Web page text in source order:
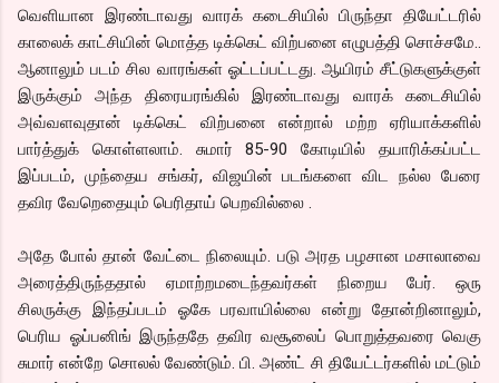
வெளியான இரண்டாவது வாரக் கடைசியில் பிருந்தா தியேட்டரில்
காலைக் காட்சியின் மொத்த டிக்கெட் விற்பனை எழுபத்தி சொச்சமே..
ஆனாலும் படம் சில வாரங்கள் ஓட்டப்பட்டது. ஆயிரம் சீட்டுகளுக்குள்
இருக்கும் அந்த திரையரங்கில் இரண்டாவது வாரக் கடைசியில்
அவ்வளவுதான் டிக்கெட் விற்பனை என்றால் மற்ற ஏரியாக்களில்
பார்த்துக் கொள்ளலாம். சுமார் 85-90 கோடியில் தயாரிக்கப்பட்ட
இப்படம், முந்தைய சங்கர், விஜயின் படங்களை விட நல்ல பேரை
தவிர வேறெதையும் பெரிதாய் பெறவில்லை .
அதே போல் தான் வேட்டை நிலையும். படு அரத பழசான மசாலாவை
அரைத்திருந்ததால் ஏமாற்றமடைந்தவர்கள் நிறைய பேர். ஒரு
சிலருக்கு இந்தப்படம் ஓகே பரவாயில்லை என்று தோன்றினாலும்,
பெரிய ஓப்பனிங் இருந்ததே தவிர வசூலைப் பொறுத்தவரை வெகு
சுமார் என்றே சொலல் வேண்டும். பி. அண்ட் சி தியேட்டர்களில் மட்டும்